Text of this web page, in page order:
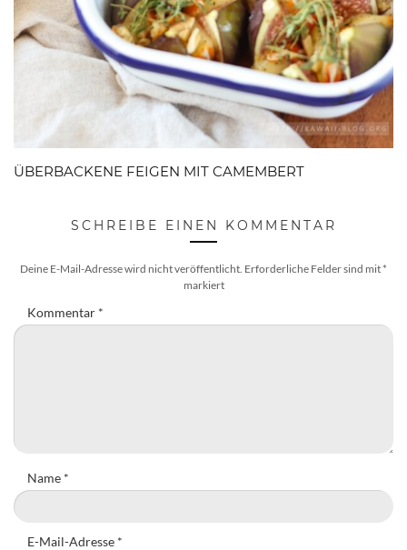
ÜBERBACKENE FEIGEN MIT CAMEMBERT
SCHREIBE EINEN KOMMENTAR
Deine E-Mail-Adresse wird nicht veröffentlicht. Erforderliche Felder sind mit *
markiert
Kommentar *
Name *
E-Mail-Adresse *